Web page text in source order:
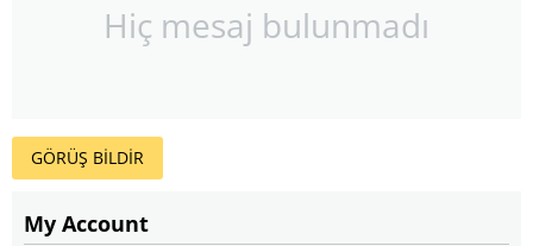
My Account
Hiç mesaj bulunmadı
GÖRÜŞ BİLDİR